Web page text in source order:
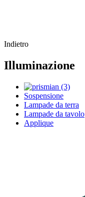
Indietro
Illuminazione
Sospensione
Lampade da terra
Lampade da tavolo
Applique